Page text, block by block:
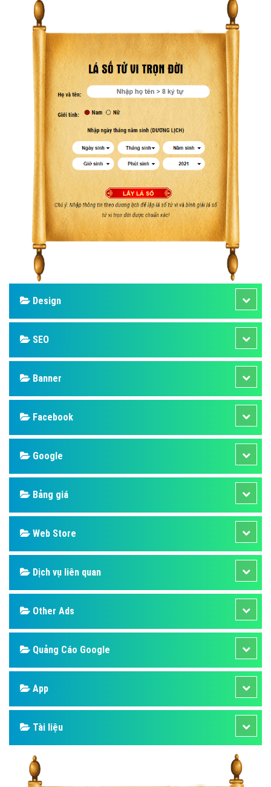
Design
SEO
Banner
Facebook
Google
Bảng giá
Web Store
Dịch vụ liên quan
Other Ads
Quảng Cáo Google
App
Tài liệu